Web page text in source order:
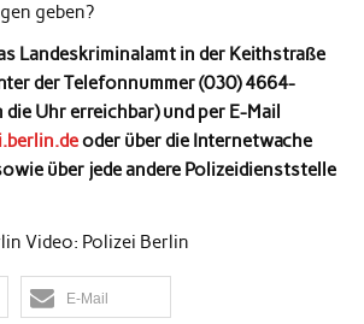
geben?
Landeskriminalamt in der Keithstraße
der Telefonnummer (030) 4664-
Uhr erreichbar) und per E-Mail
oder über die Internetwache
über jede andere Polizeidienststelle
Video: Polizei Berlin
E-Mail